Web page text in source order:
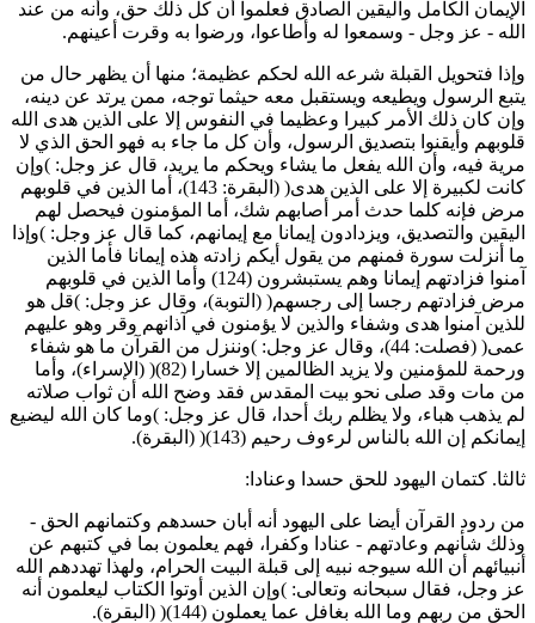
الكامل واليقين الصادق فعلموا أن كل ذلك حق، وأنه من عند
- عز وجل - وسمعوا له وأطاعوا، ورضوا به وقرت أعينهم.
فتحويل القبلة شرعه الله لحكم عظيمة؛ منها أن يظهر حال من
الرسول ويطيعه ويستقبل معه حيثما توجه، ممن يرتد عن دينه،
كان ذلك الأمر كبيرا وعظيما في النفوس إلا على الذين هدى الله
وأيقنوا بتصديق الرسول، وأن كل ما جاء به فهو الحق الذي لا
فيه، وأن الله يفعل ما يشاء ويحكم ما يريد، قال عز وجل: )وإن
كانت لكبيرة إلا على الذين هدى( (البقرة: 143)، أما الذين في قلوبهم
فإنه كلما حدث أمر أصابهم شك، أما المؤمنون فيحصل لهم
والتصديق، ويزدادون إيمانا مع إيمانهم، كما قال عز وجل: )وإذا
أنزلت سورة فمنهم من يقول أيكم زادته هذه إيمانا فأما الذين
آمنوا فزادتهم إيمانا وهم يستبشرون (124) وأما الذين في قلوبهم
فزادتهم رجسا إلى رجسهم( (التوبة)، وقال عز وجل: )قل هو
آمنوا هدى وشفاء والذين لا يؤمنون في آذانهم وقر وهو عليهم
عمى( (فصلت: 44)، وقال عز وجل: )وننزل من القرآن ما هو شفاء
ورحمة للمؤمنين ولا يزيد الظالمين إلا خسارا (82)( (الإسراء)، وأما
مات وقد صلى نحو بيت المقدس فقد وضح الله أن ثواب صلاته
يذهب هباء، ولا يظلم ربك أحدا، قال عز وجل: )وما كان الله ليضيع
إن الله بالناس لرءوف رحيم (143)( (البقرة).
كتمان اليهود للحق حسدا وعنادا:
ردود القرآن أيضا على اليهود أنه أبان حسدهم وكتمانهم الحق -
شأنهم وعادتهم - عنادا وكفرا، فهم يعلمون بما في كتبهم عن
أن الله سيوجه نبيه إلى قبلة البيت الحرام، ولهذا تهددهم الله
وجل، فقال سبحانه وتعالى: )وإن الذين أوتوا الكتاب ليعلمون أنه
من ربهم وما الله بغافل عما يعملون (144)( (البقرة).